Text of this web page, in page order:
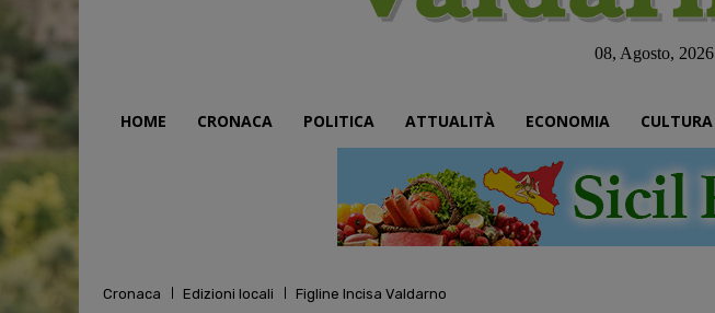
08, Agosto, 2026
HOME CRONACA POLITICA ATTUALITÀ ECONOMIA CULTURA
Cronaca Edizioni locali Figline Incisa Valdarno